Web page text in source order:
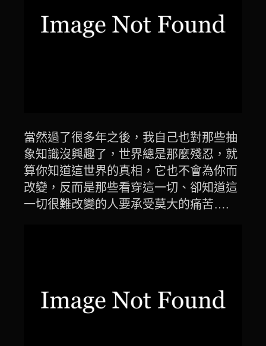
當然過了很多年之後，我自己也對那些抽
象知識沒興趣了，世界總是那麼殘忍，就
算你知道這世界的真相，它也不會為你而
改變，反而是那些看穿這一切、卻知道這
一切很難改變的人要承受莫大的痛苦….